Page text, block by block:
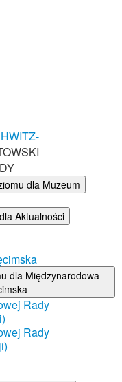
dla Muzeum
Aktualności
dla Międzynarodowa
Rady
Rady